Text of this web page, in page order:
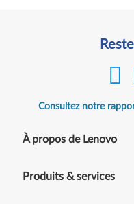
Consultez notre
À propos de Lenovo
Produits & services